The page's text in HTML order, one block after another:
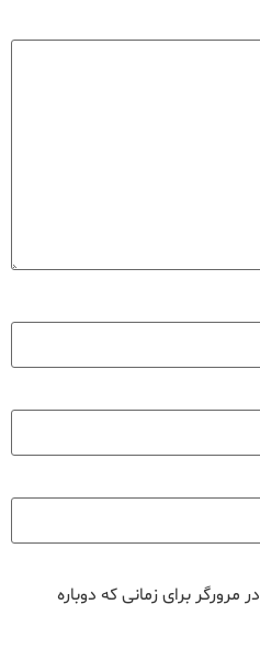
برای زمانی که دوباره